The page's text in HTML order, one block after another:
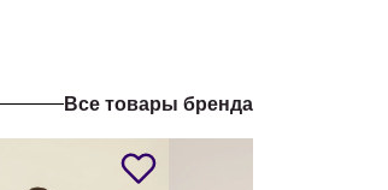
Все товары бренда